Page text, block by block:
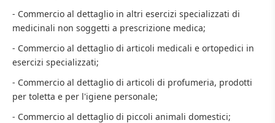
- Commercio al dettaglio in altri esercizi specializzati di
medicinali non soggetti a prescrizione medica;
- Commercio al dettaglio di articoli medicali e ortopedici in
esercizi specializzati;
- Commercio al dettaglio di articoli di profumeria, prodotti
per toletta e per l'igiene personale;
- Commercio al dettaglio di piccoli animali domestici;